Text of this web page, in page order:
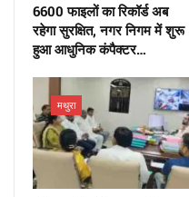
6600 फाइलों का रिकॉर्ड अब
रहेगा सुरक्षित, नगर निगम में शुरू
हुआ आधुनिक कंपैक्टर…
मथुरा